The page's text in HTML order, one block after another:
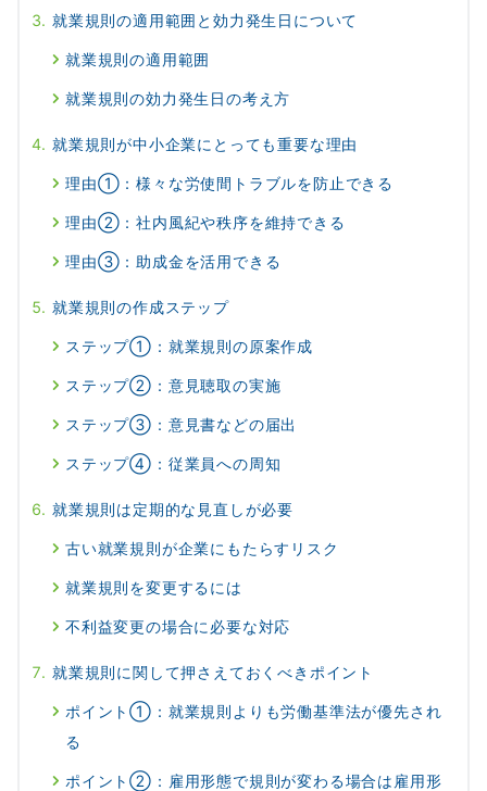
就業規則の適用範囲と効力発生日について
就業規則の適用範囲
就業規則の効力発生日の考え方
就業規則が中小企業にとっても重要な理由
理由①：様々な労使間トラブルを防止できる
理由②：社内風紀や秩序を維持できる
理由③：助成金を活用できる
就業規則の作成ステップ
ステップ①：就業規則の原案作成
ステップ②：意見聴取の実施
ステップ③：意見書などの届出
ステップ④：従業員への周知
就業規則は定期的な見直しが必要
古い就業規則が企業にもたらすリスク
就業規則を変更するには
不利益変更の場合に必要な対応
就業規則に関して押さえておくべきポイント
ポイント①：就業規則よりも労働基準法が優先され
る
ポイント②：雇用形態で規則が変わる場合は雇用形